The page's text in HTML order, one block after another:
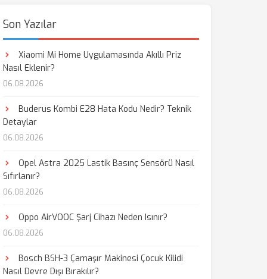
Son Yazılar
Xiaomi Mi Home Uygulamasında Akıllı Priz
Nasıl Eklenir?
06.08.2026
Buderus Kombi E28 Hata Kodu Nedir? Teknik
Detaylar
06.08.2026
Opel Astra 2025 Lastik Basınç Sensörü Nasıl
Sıfırlanır?
06.08.2026
Oppo AirVOOC Şarj Cihazı Neden Isınır?
06.08.2026
Bosch BSH-3 Çamaşır Makinesi Çocuk Kilidi
Nasıl Devre Dışı Bırakılır?